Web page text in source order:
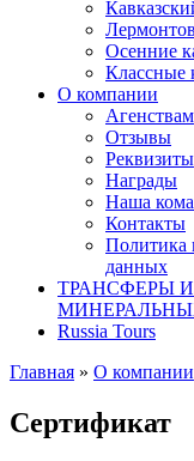
Осенние
Классные
О компании
Агенствам
Отзывы
Реквизиты
Награды
Наша
Контакты
Политика
данных
ТРАНСФЕРЫ
Russia Tours
Главная » О компании
Сертификат